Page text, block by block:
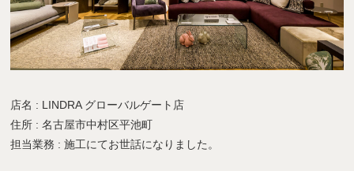
店名 : LINDRA グローバルゲート店
住所 : 名古屋市中村区平池町
担当業務 : 施工にてお世話になりました。